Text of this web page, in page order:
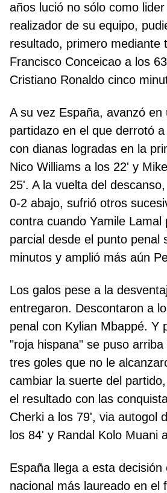
años lució no sólo como
realizador de su equipo,
resultado, primero mediante
Francisco Conceicao a los
Cristiano Ronaldo cinco
A su vez España, avanzó en
partidazo en el que derrotó
con dianas logradas en la
Nico Williams a los 22' y
25'. A la vuelta del
0-2 abajo, sufrió otros
contra cuando Yamile Lamal
parcial desde el punto penal
minutos y amplió más aún
Los galos pese a la
entregaron. Descontaron a
penal con Kylian Mbappé. Y
"roja hispana" se puso
tres goles que no le
cambiar la suerte del
el resultado con las
Cherki a los 79', via autogol
los 84' y Randal Kolo Muani
España llega a esta decisión
nacional más laureado en el